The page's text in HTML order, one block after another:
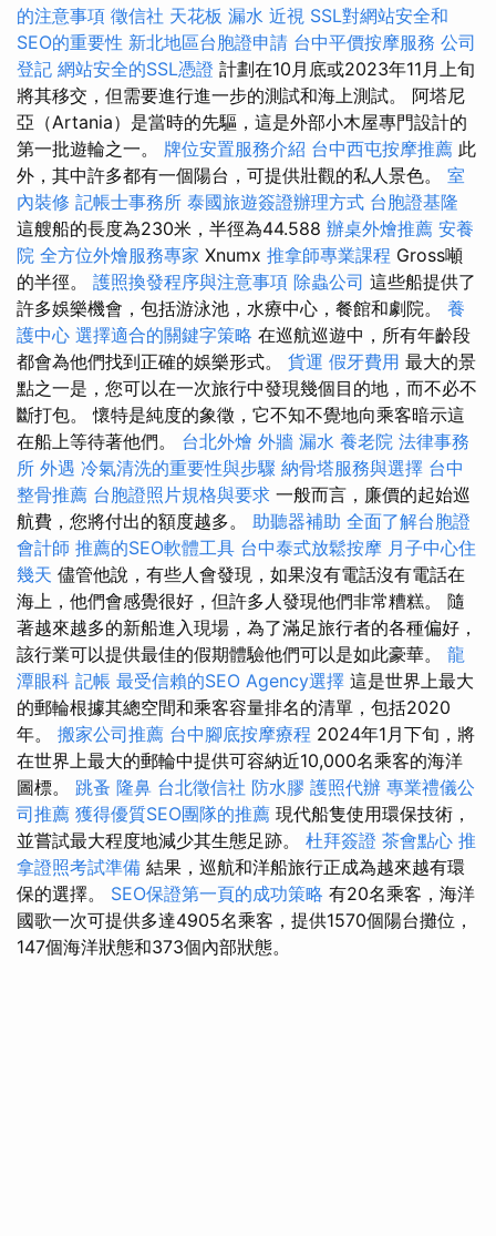
的注意事項 徵信社 天花板 漏水 近視 SSL對網站安全和
SEO的重要性 新北地區台胞證申請 台中平價按摩服務 公司
登記 網站安全的SSL憑證 計劃在10月底或2023年11月上旬
將其移交，但需要進行進一步的測試和海上測試。 阿塔尼
亞（Artania）是當時的先驅，這是外部小木屋專門設計的
第一批遊輪之一。 牌位安置服務介紹 台中西屯按摩推薦 此
外，其中許多都有一個陽台，可提供壯觀的私人景色。 室
內裝修 記帳士事務所 泰國旅遊簽證辦理方式 台胞證基隆
這艘船的長度為230米，半徑為44.588 辦桌外燴推薦 安養
院 全方位外燴服務專家 Xnumx 推拿師專業課程 Gross噸
的半徑。 護照換發程序與注意事項 除蟲公司 這些船提供了
許多娛樂機會，包括游泳池，水療中心，餐館和劇院。 養
護中心 選擇適合的關鍵字策略 在巡航巡遊中，所有年齡段
都會為他們找到正確的娛樂形式。 貨運 假牙費用 最大的景
點之一是，您可以在一次旅行中發現幾個目的地，而不必不
斷打包。 懷特是純度的象徵，它不知不覺地向乘客暗示這
在船上等待著他們。 台北外燴 外牆 漏水 養老院 法律事務
所 外遇 冷氣清洗的重要性與步驟 納骨塔服務與選擇 台中
整骨推薦 台胞證照片規格與要求 一般而言，廉價的起始巡
航費，您將付出的額度越多。 助聽器補助 全面了解台胞證
會計師 推薦的SEO軟體工具 台中泰式放鬆按摩 月子中心住
幾天 儘管他說，有些人會發現，如果沒有電話沒有電話在
海上，他們會感覺很好，但許多人發現他們非常糟糕。 隨
著越來越多的新船進入現場，為了滿足旅行者的各種偏好，
該行業可以提供最佳的假期體驗他們可以是如此豪華。 龍
潭眼科 記帳 最受信賴的SEO Agency選擇 這是世界上最大
的郵輪根據其總空間和乘客容量排名的清單，包括2020
年。 搬家公司推薦 台中腳底按摩療程 2024年1月下旬，將
在世界上最大的郵輪中提供可容納近10,000名乘客的海洋
圖標。 跳蚤 隆鼻 台北徵信社 防水膠 護照代辦 專業禮儀公
司推薦 獲得優質SEO團隊的推薦 現代船隻使用環保技術，
並嘗試最大程度地減少其生態足跡。 杜拜簽證 茶會點心 推
拿證照考試準備 結果，巡航和洋船旅行正成為越來越有環
保的選擇。 SEO保證第一頁的成功策略 有20名乘客，海洋
國歌一次可提供多達4905名乘客，提供1570個陽台攤位，
147個海洋狀態和373個內部狀態。